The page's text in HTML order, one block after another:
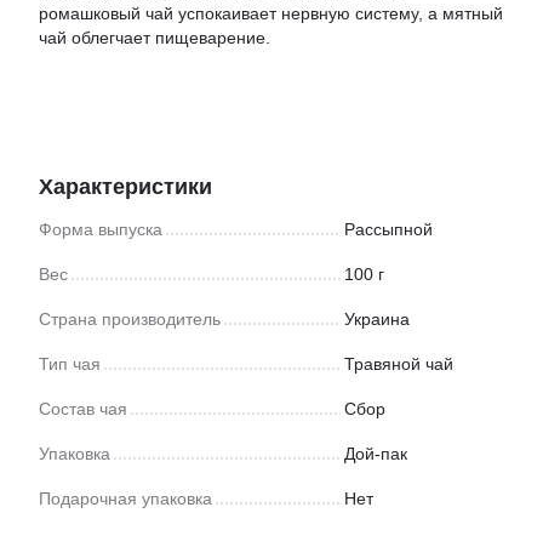
ромашковый чай успокаивает нервную систему, а мятный
чай облегчает пищеварение.
Характеристики
Форма выпуска Рассыпной
Вес 100 г
Страна производитель Украина
Тип чая Травяной чай
Состав чая Сбор
Упаковка Дой-пак
Подарочная упаковка Нет